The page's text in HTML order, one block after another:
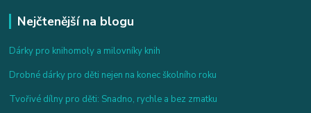
Nejčtenější na blogu
Dárky pro knihomoly a milovníky knih
Drobné dárky pro děti nejen na konec školního roku
Tvořivé dílny pro děti: Snadno, rychle a bez zmatku